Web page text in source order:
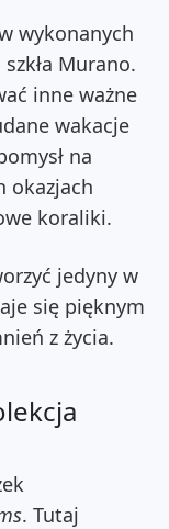
wykonanych
Murano.
inne ważne
wakacje
na
okazjach
koraliki.
jedyny w
się pięknym
z życia.
. Tutaj